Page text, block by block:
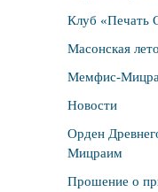
Клуб «Печать
Масонская
Мемфис-
Новости
Орден
Мицраим
Прошение о